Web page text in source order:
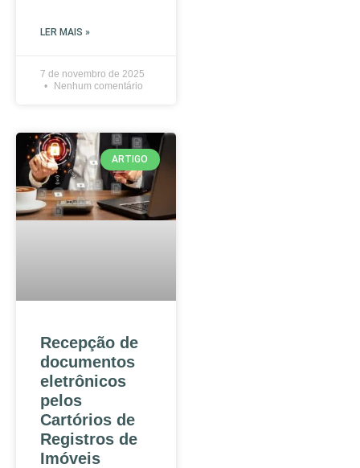
LER MAIS »
7 de novembro de 2025
Nenhum comentário
ARTIGO
Recepção de
documentos
eletrônicos
pelos
Cartórios de
Registros de
Imóveis